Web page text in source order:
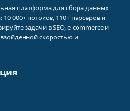
платформа для сбора данных
000+ потоков, 110+ парсеров и
задачи в SEO, e-commerce и
скоростью и